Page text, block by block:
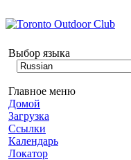
Выбор языка
Главное меню
Домой
Загрузка
Ссылки
Календарь
Локатор